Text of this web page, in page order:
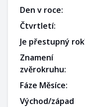
Den v roce:
Čtvrtletí:
Je přestupný
Znamení
zvěrokruhu:
Fáze Měsíce:
Východ/západ